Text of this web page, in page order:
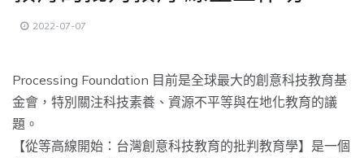
2022-07-07
Processing Foundation 目前是全球最大的創意科技教育基
金會，特別關注科技素養、 資源不平等與在地化教育的議
題。
【從等高線開始：台灣創意科技教育的批判教育學】 是一個